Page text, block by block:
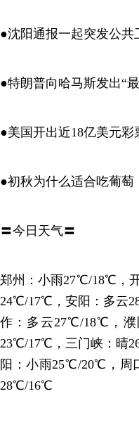
●沈阳通报一起突发公共
●特朗普向哈马斯发出“
●美国开出近18亿美元彩
●初秋为什么适合吃葡萄
〓今日天气〓
郑州：小雨27℃/18℃，
24℃/17℃，安阳：多云
作：多云27℃/18℃，
23℃/17℃，三门峡：晴
阳：小雨25℃/20℃，周
28℃/16℃